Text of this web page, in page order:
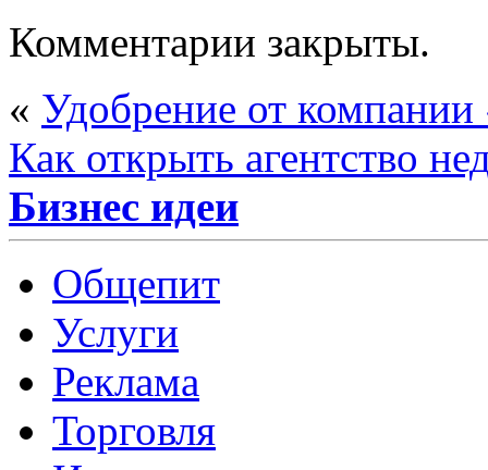
Комментарии закрыты.
« Удобрение от
Как открыть агентство
Бизнес идеи
Общепит
Услуги
Реклама
Торговля